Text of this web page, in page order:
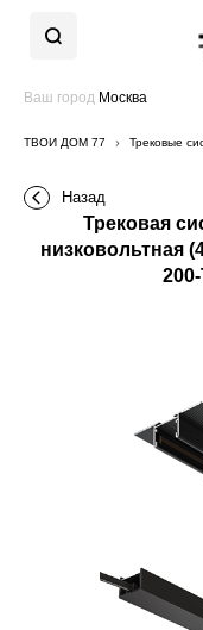
Ваш город Москва
ТВОЙ ДОМ 77 Трековые
Назад
Трековая
низковольтная